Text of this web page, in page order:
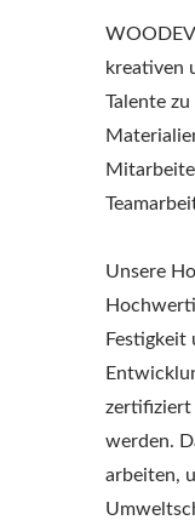
kreativen
Talente
Unsere
zertifiziert
werden.
arbeiten,